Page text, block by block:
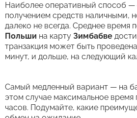
Наиболее оперативный способ —
получением средств наличными,
далеко не всегда. Среднее время
Польши на карту Зимбабве
транзакция может быть
минут, и дольше, на следующий
Самый медленный вариант — на
этом случае максимальное
часов. Подумайте, какие